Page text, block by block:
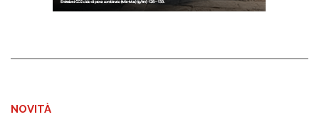
NOVITÀ